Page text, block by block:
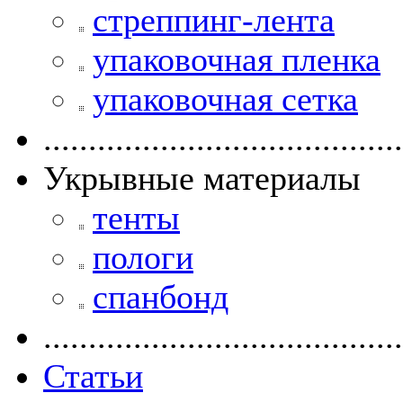
стреппинг-лента
упаковочная пленка
упаковочная сетка
Укрывные материалы
тенты
пологи
спанбонд
Статьи